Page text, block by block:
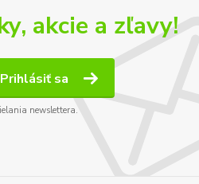
akcie a zľavy!
Prihlásiť sa
newslettera.